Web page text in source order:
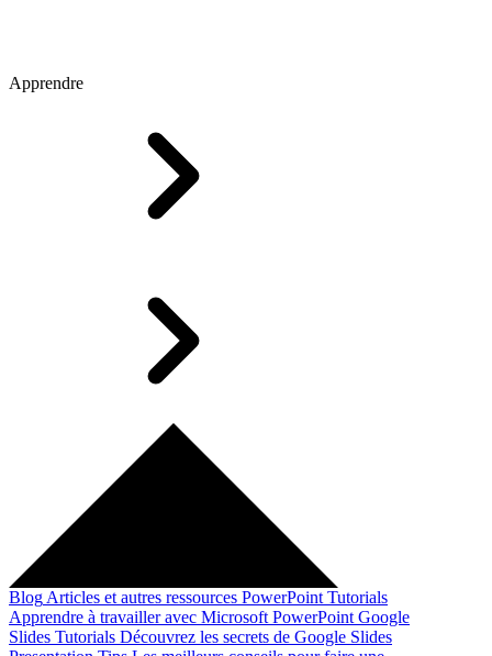
Apprendre
Blog Articles et autres ressources PowerPoint Tutorials
Apprendre à travailler avec Microsoft PowerPoint Google
Slides Tutorials Découvrez les secrets de Google Slides